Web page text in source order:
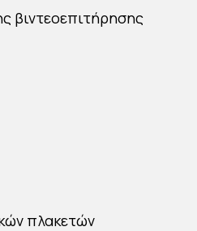
βιντεοεπιτήρησης
πλακετών